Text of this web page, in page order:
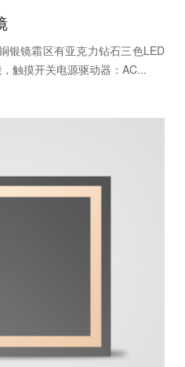
银镜霜区有亚克力钻石三色LED
触摸开关电源驱动器：AC...